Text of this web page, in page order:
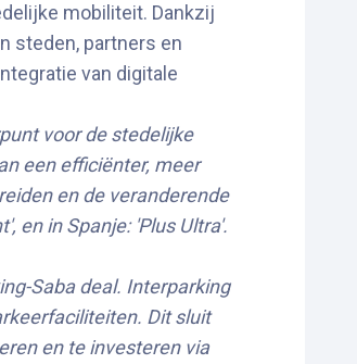
mobiliteit. Dankzij
steden, partners en
van digitale
voor de stedelijke
een efficiënter, meer
en de veranderende
en in Spanje: 'Plus Ultra'.
Saba deal. Interparking
Dit sluit
en te investeren via